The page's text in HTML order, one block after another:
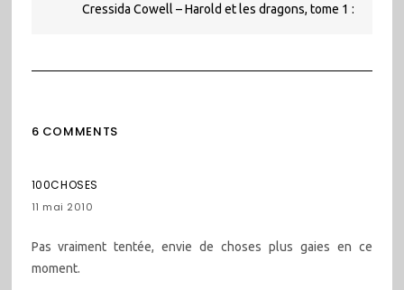
Cressida Cowell – Harold et les dragons, tome 1 :
6 COMMENTS
100CHOSES
11 mai 2010
Pas vraiment tentée, envie de choses plus gaies en ce
moment.